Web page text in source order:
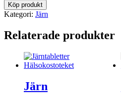
Köp produkt
Kategori: Järn
Relaterade produkter
Järn